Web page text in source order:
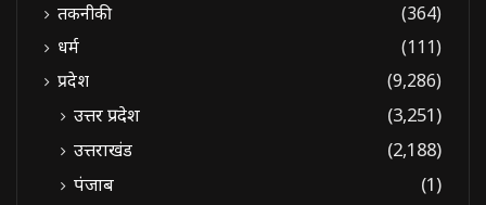
तकनीकी
(364)
धर्म
(111)
प्रदेश
(9,286)
उत्तर प्रदेश
(3,251)
उत्तराखंड
(2,188)
पंजाब
(1)